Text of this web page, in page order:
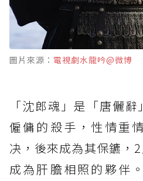
圖片來源： 電視劇水龍吟@微博
「沈郎魂」是「唐儷
僱傭的殺手，性情重
决，後來成為其保鑣，
成為肝膽相照的夥伴